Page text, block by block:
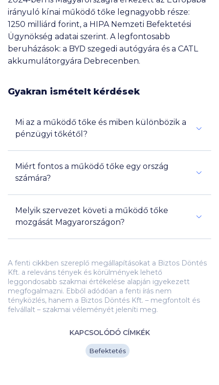
irányuló kínai működő tőke legnagyobb része:
1250 milliárd forint, a HIPA Nemzeti Befektetési
Ügynökség adatai szerint. A legfontosabb
beruházások: a BYD szegedi autógyára és a CATL
akkumulátorgyára Debrecenben.
Gyakran ismételt kérdések
Mi az a működő tőke és miben különbözik a
pénzügyi tőkétől?
Miért fontos a működő tőke egy ország
számára?
Melyik szervezet követi a működő tőke
mozgását Magyarországon?
találhatod
A fenti cikkben szereplő megállapításokat a Biztos Döntés
Kft. a releváns tények és körülmények lehető
leggondosabb szakmai értékelése alapján igyekezett
megfogalmazni. Ebből adódóan a fenti írás nem
tényközlés, hanem a Biztos Döntés Kft. – megfontolt és
felvállalt – szakmai véleményét jeleníti meg.
KAPCSOLÓDÓ CÍMKÉK
Befektetés